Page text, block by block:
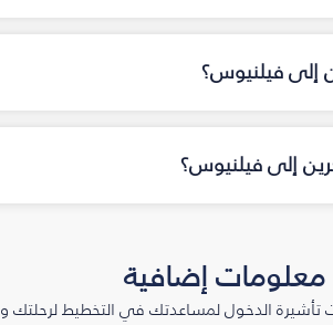
إلى فيلنيوس؟
إلى فيلنيوس؟
معلومات إضافية
الدخول لمساعدتك في التخطيط لرحلتك